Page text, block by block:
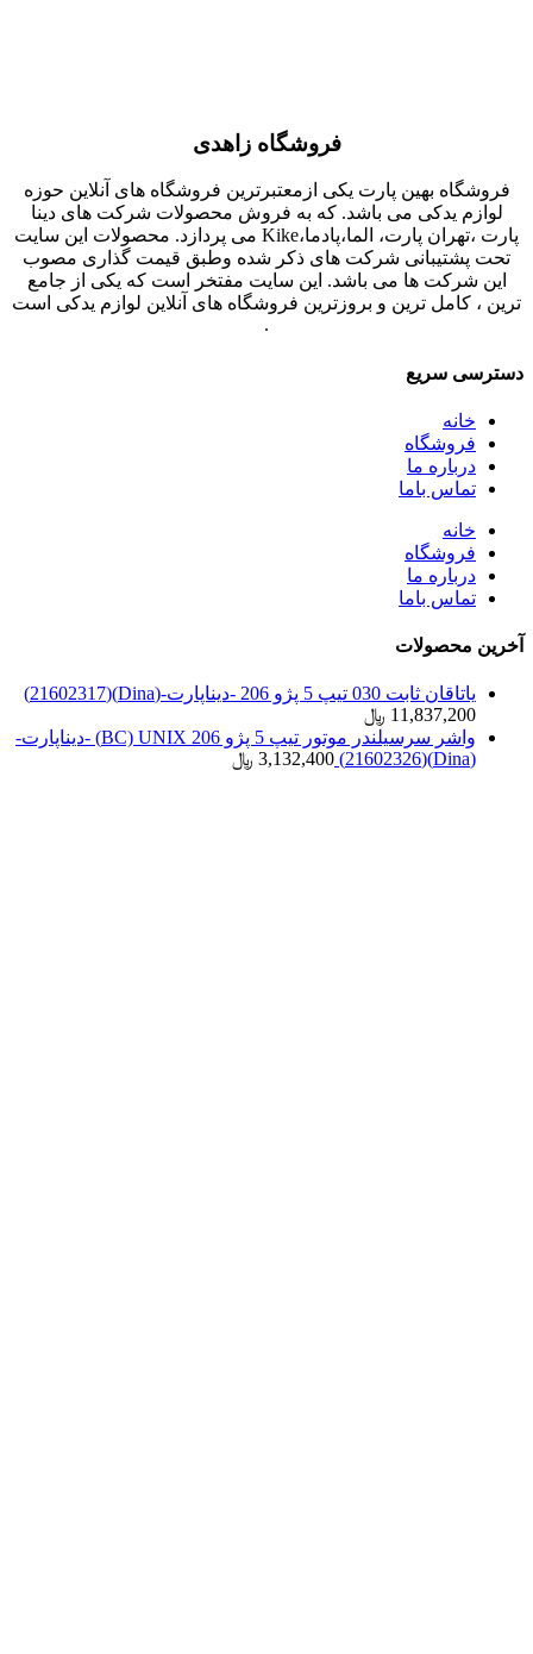
فروشگاه زاهدی
فروشگاه بهین پارت یکی ازمعتبرترین فروشگاه های آنلاین حوزه
لوازم یدکی می باشد. که به فروش محصولات شرکت های دینا
پارت ،تهران پارت، الما،پادما،Kike می پردازد. محصولات این سایت
تحت پشتیبانی شرکت های ذکر شده وطبق قیمت گذاری مصوب
این شرکت ها می باشد. این سایت مفتخر است که یکی از جامع
ترین ، کامل ترین و بروزترین فروشگاه های آنلاین لوازم یدکی است
.
دسترسی سریع
خانه
فروشگاه
درباره ما
تماس باما
خانه
فروشگاه
درباره ما
تماس باما
آخرین محصولات
یاتاقان ثابت 030 تیپ 5 پژو 206 -دیناپارت-(Dina)(21602317)
11,837,200 ﷼
واشر سرسیلندر موتور تیپ 5 پژو 206 BC) UNIX) -دیناپارت-
(Dina)(21602326)
3,132,400 ﷼